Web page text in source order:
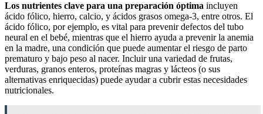
Los nutrientes clave para una preparación óptima incluyen
ácido fólico, hierro, calcio, y ácidos grasos omega-3, entre otros. El
ácido fólico, por ejemplo, es vital para prevenir defectos del tubo
neural en el bebé, mientras que el hierro ayuda a prevenir la anemia
en la madre, una condición que puede aumentar el riesgo de parto
prematuro y bajo peso al nacer. Incluir una variedad de frutas,
verduras, granos enteros, proteínas magras y lácteos (o sus
alternativas enriquecidas) puede ayudar a cubrir estas necesidades
nutricionales.